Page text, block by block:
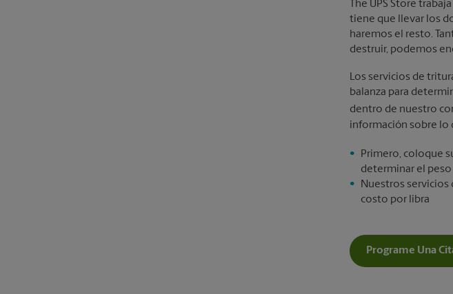
The UPS Store
tiene que llevar los
haremos el resto.
destruir, podemos
Los servicios de
balanza para
dentro de nuestro
información sobre lo
Primero, coloque
determinar el peso
Nuestros servicios
costo por libra
Programe Una